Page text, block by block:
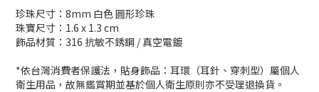
珍珠尺寸：8mm 白色 圓形珍珠
珠寶尺寸：1.6 x 1.3 cm
飾品材質：316 抗敏不銹鋼 / 真空電鍍
*依台灣消費者保護法，貼身飾品：耳環（耳針、穿刺型）屬個人
衛生用品，故無鑑賞期並基於個人衛生原則亦不受理退換貨。